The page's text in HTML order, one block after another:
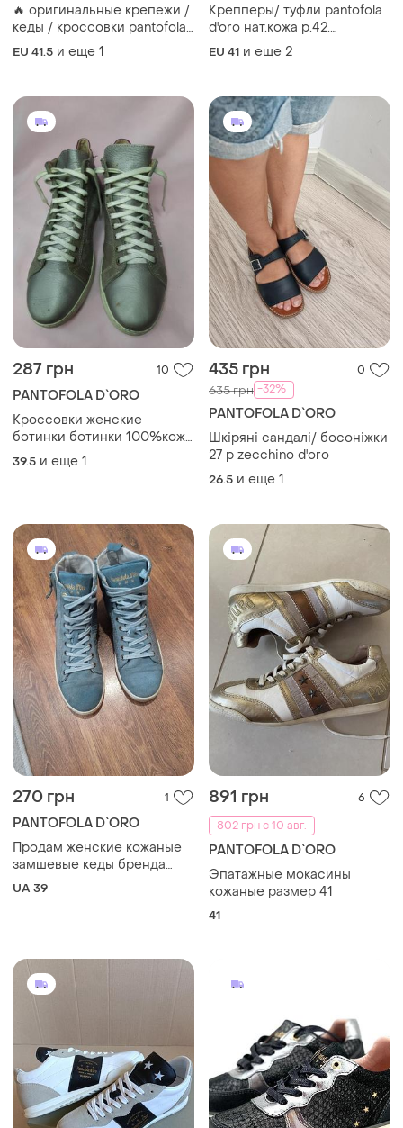
🔥 оригинальные крепежи /
кеды / кроссовки pantofola
d'oro - итальянский стиль и
премиальное качество! 🔥
EU 41.5 и еще 1
Крепперы/ туфли pantofola
d'oro нат.кожа р.42.
маломерят
EU 41 и еще 2
287 грн 10
PANTOFOLA D`ORO
Кроссовки женские
ботинки ботинки 100%кожа
pantofola d'oro итальялия
р.40
39.5 и еще 1
435 грн 0
635 грн -32%
PANTOFOLA D`ORO
Шкіряні сандалі/ босоніжки
27 р zecchino d'oro
26.5 и еще 1
270 грн 1
PANTOFOLA D`ORO
Продам женские кожаные
замшевые кеды бренда
pantofola d,oro
UA 39
891 грн
6
802 грн с 10 авг.
PANTOFOLA D`ORO
Эпатажные мокасины
кожаные размер 41
41